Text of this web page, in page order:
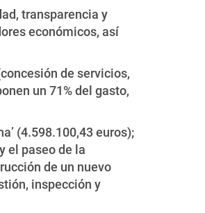
transparencia y
económicos, así
de servicios,
un 71% del gasto,
(4.598.100,43 euros);
el paseo de la
de un nuevo
inspección y